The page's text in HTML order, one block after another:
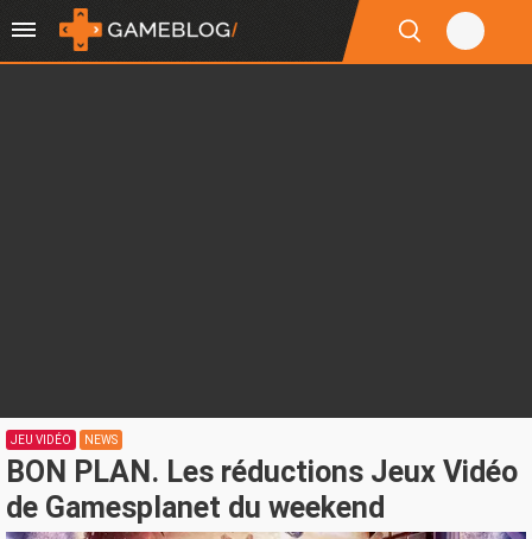
JEU VIDÉO NEWS
BON PLAN. Les réductions Jeux Vidéo
de Gamesplanet du weekend